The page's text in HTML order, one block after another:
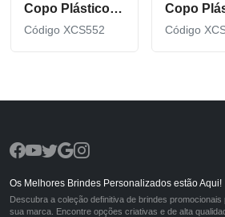
Copo Plástico de 550 ML com Tirante Personalizado XCS552
Código XCS552 Código
Os Melhores Brindes Personalizados estão Aqui!
Descubra a coleção definitiva de brindes
sua marca. Encontre opções criativas e de alta